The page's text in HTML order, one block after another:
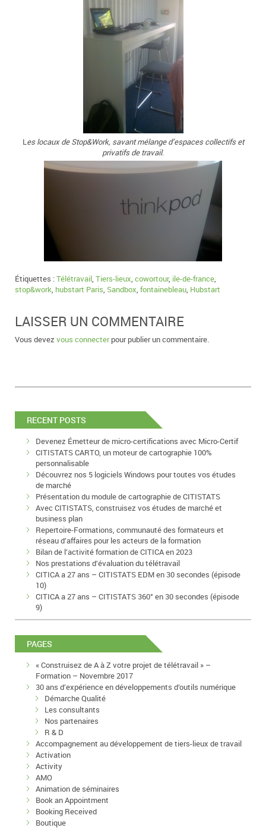
Les locaux de Stop&Work, savant mélange d’espaces collectifs et
privatifs de travail.
Étiquettes :Télétravail, Tiers-lieux, cowortour, ile-de-france,
stop&work, hubstart Paris, Sandbox, fontainebleau, Hubstart
LAISSER UN COMMENTAIRE
Vous devez vous connecterpour publier un commentaire.
RECENT POSTS
Devenez Émetteur de micro-certifications avec Micro-Certif
CITISTATS CARTO, un moteur de cartographie 100%
personnalisable
Découvrez nos 5 logiciels Windows pour toutes vos études
de marché
Présentation du module de cartographie de CITISTATS
Avec CITISTATS, construisez vos études de marché et
business plan
Repertoire-Formations, communauté des formateurs et
réseau d’affaires pour les acteurs de la formation
Bilan de l’activité formation de CITICA en 2023
Nos prestations d’évaluation du télétravail
CITICA a 27 ans – CITISTATS EDM en 30 secondes (épisode
10)
CITICA a 27 ans – CITISTATS 360° en 30 secondes (épisode
9)
PAGES
« Construisez de A à Z votre projet de télétravail » –
Formation – Novembre 2017
30 ans d’expérience en développements d’outils numérique
Démarche Qualité
Les consultants
Nos partenaires
R & D
Accompagnement au développement de tiers-lieux de travail
Activation
Activity
AMO
Animation de séminaires
Book an Appointment
Booking Received
Boutique